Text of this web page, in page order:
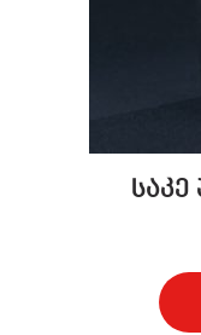
საკე